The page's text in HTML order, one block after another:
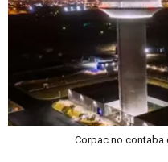
Corpac no contaba